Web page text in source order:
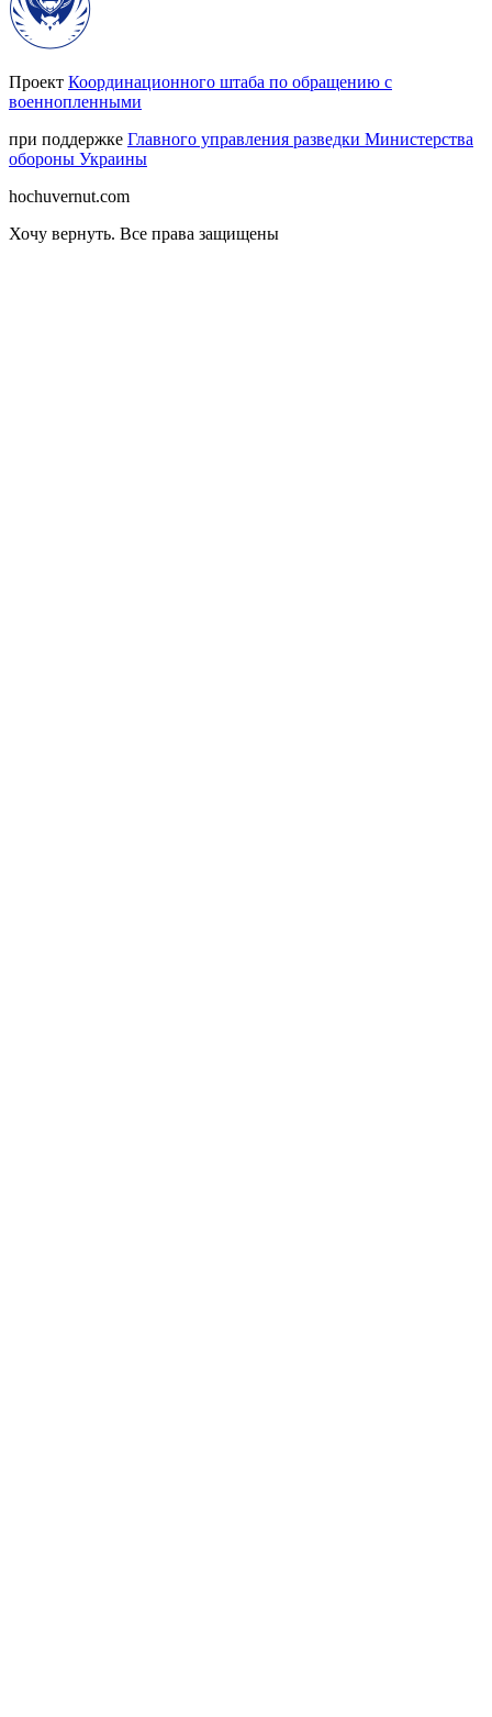
Проект Координационного штаба по обращению с
военнопленными
при поддержке Главного управления разведки Министерства
обороны Украины
hochuvernut.com
Хочу вернуть. Все права защищены